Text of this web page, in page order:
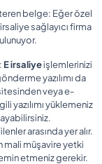
belge: Eğer özel
sağlayıcı firma
E irsaliyeişlemlerinizi
yazılımı da
sitesinden veya e-
yazılımı yüklemeniz
arasında yer alır.
mali müşavire yetki
etmeniz gerekir.